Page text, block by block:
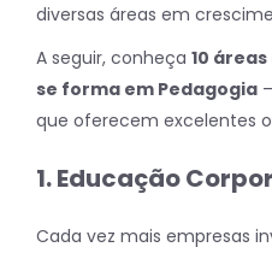
diversas áreas em
A seguir, conheça 10
se forma em Pedagogia
que oferecem excelentes
1. Educação
Cada vez mais empresas